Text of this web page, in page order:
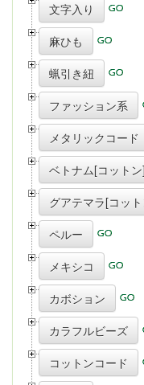
文字入り
麻ひも
蝋引き紐
ファッション系
メタリックコード
ベトナム[コットン]
グアテマラ[コッ
ペルー
メキシコ
カボション
カラフルビーズ
コットンコード